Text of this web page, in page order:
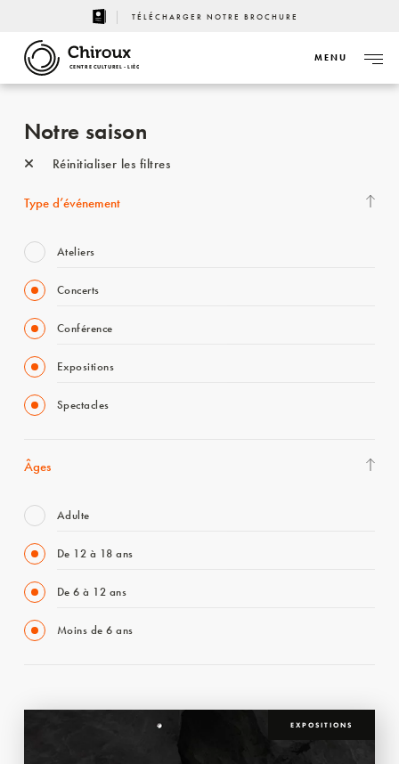
TÉLÉCHARGER NOTRE BROCHURE
CENTRE CULTUREL - LIÈGE
MENU
Notre saison
Réinitialiser les filtres
Type d’événement
Ateliers
Concerts
Conférence
Expositions
Spectacles
Âges
Adulte
De 12 à 18 ans
De 6 à 12 ans
Moins de 6 ans
EXPOSITIONS